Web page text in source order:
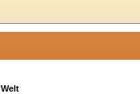
Welt